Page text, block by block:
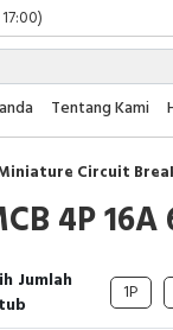
Tentang Kami
Circuit
4P
Jumlah
1P